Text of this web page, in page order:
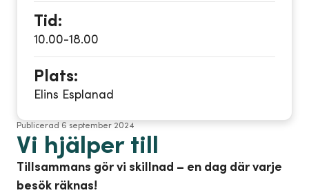
Publicerad 6 september 2024
Vi hjälper till
Tillsammans gör vi skillnad – en dag där varje
besök räknas!
Tid:
10.00-18.00
Plats:
Elins Esplanad